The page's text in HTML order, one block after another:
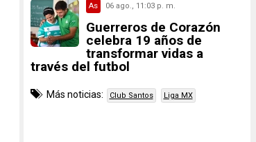
As 06 ago., 11:03 p. m.
Guerreros de Corazón
celebra 19 años de
transformar vidas a
través del futbol
Más noticias: Club Santos Liga MX